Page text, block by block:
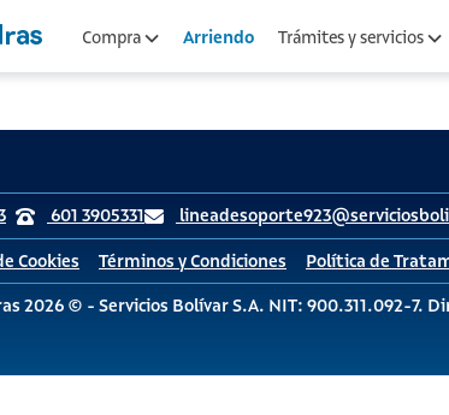
Compra Arriendo Trámites y servicios
601 3905331
Cookies Términos y Condiciones Política de
2026 © - Servicios Bolívar S.A. NIT: 900.311.092-7.